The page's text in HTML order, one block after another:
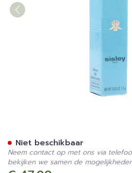
Niet beschikbaar
Neem contact op met ons via
bekijken we samen de